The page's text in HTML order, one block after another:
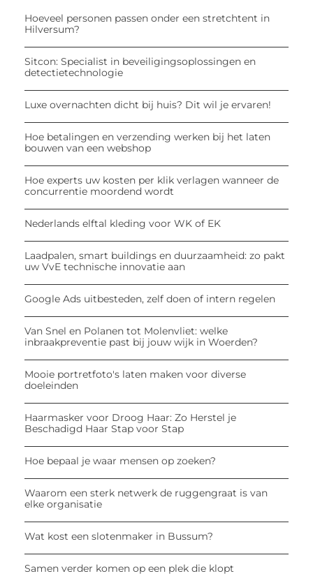
Hoeveel personen passen onder een stretchtent in
Hilversum?
Sitcon: Specialist in beveiligingsoplossingen en
detectietechnologie
Luxe overnachten dicht bij huis? Dit wil je ervaren!
Hoe betalingen en verzending werken bij het laten
bouwen van een webshop
Hoe experts uw kosten per klik verlagen wanneer de
concurrentie moordend wordt
Nederlands elftal kleding voor WK of EK
Laadpalen, smart buildings en duurzaamheid: zo pakt
uw VvE technische innovatie aan
Google Ads uitbesteden, zelf doen of intern regelen
Van Snel en Polanen tot Molenvliet: welke
inbraakpreventie past bij jouw wijk in Woerden?
Mooie portretfoto's laten maken voor diverse
doeleinden
Haarmasker voor Droog Haar: Zo Herstel je
Beschadigd Haar Stap voor Stap
Hoe bepaal je waar mensen op zoeken?
Waarom een sterk netwerk de ruggengraat is van
elke organisatie
Wat kost een slotenmaker in Bussum?
Samen verder komen op een plek die klopt